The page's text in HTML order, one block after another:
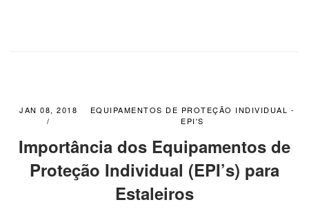
JAN 08, 2018
EQUIPAMENTOS DE PROTEÇÃO INDIVIDUAL -
EPI'S
Importância dos Equipamentos de
Proteção Individual (EPI’s) para
Estaleiros